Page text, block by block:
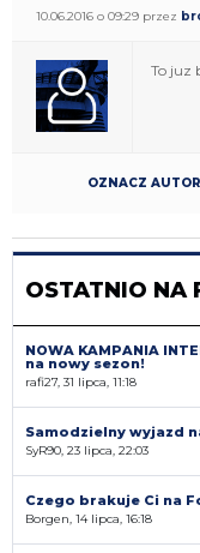
10.06.2016 o 09:29 przez
To juz
OZNACZ
OSTATNIO NA
NOWA KAMPANIA
na nowy sezon!
rafi27, 31 lipca, 11:18
Samodzielny wyjazd
SyR90, 23 lipca, 22:03
Czego brakuje Ci na
Borgen, 14 lipca, 16:18